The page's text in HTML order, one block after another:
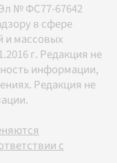
№ ФС77-67642
в сфере
и массовых
г. Редакция не
информации,
Редакция не
с